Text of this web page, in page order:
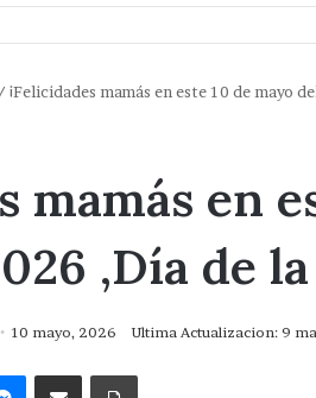
/ ¡Felicidades mamás en este 10 de mayo
mamás en
,Día de
10 mayo, 2026 Ultima Actualizacion: 9
MessengerCompartir via CorreoImprimir